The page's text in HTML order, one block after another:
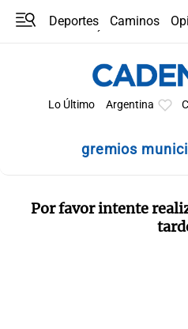
Deportes Caminos
Lo Último Argentina
gremios
Por favor intente